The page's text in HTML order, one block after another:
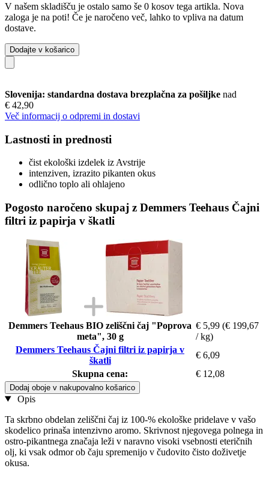
V našem skladišču je ostalo samo še 0 kosov tega artikla. Nova
zaloga je na poti! Če je naročeno več, lahko to vpliva na datum
dostave.
Dodajte v košarico
Slovenija: standardna dostava brezplačna za pošiljke nad
€ 42,90
Več informacij o odpremi in dostavi
Lastnosti in prednosti
čist ekološki izdelek iz Avstrije
intenziven, izrazito pikanten okus
odlično toplo ali ohlajeno
Pogosto naročeno skupaj z Demmers Teehaus Čajni
filtri iz papirja v škatli
Demmers Teehaus BIO zeliščni čaj "Poprova
meta", 30 g
€ 5,99 (€ 199,67
/ kg)
Demmers Teehaus Čajni filtri iz papirja v
škatli
€ 6,09
Skupna cena:
€ 12,08
Dodaj oboje v nakupovalno košarico
Opis
Ta skrbno obdelan zeliščni čaj iz 100-% ekološke pridelave v vašo
skodelico prinaša intenzivno aromo. Skrivnost njegovega polnega in
ostro-pikantnega značaja leži v naravno visoki vsebnosti eteričnih
olj, ki vsak odmor ob čaju spremenijo v čudovito čisto doživetje
okusa.